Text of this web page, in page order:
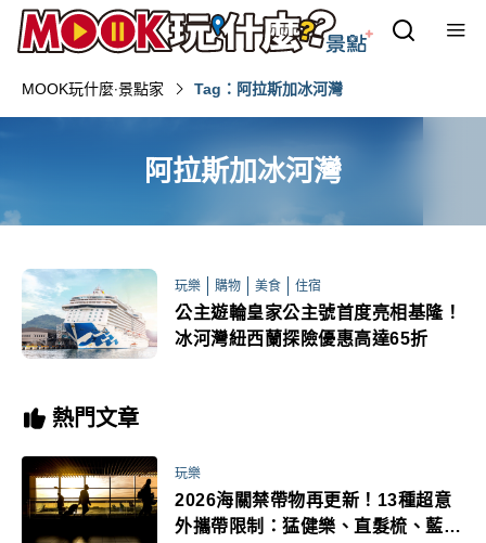
MOOK玩什麼‧景點家 Tag：阿拉斯加冰河灣
阿拉斯加冰河灣
玩樂 購物 美食 住宿
公主遊輪皇家公主號首度亮相基隆！
冰河灣紐西蘭探險優惠高達65折
熱門文章
玩樂
2026海關禁帶物再更新！13種超意
外攜帶限制：猛健樂、直髮梳、藍牙